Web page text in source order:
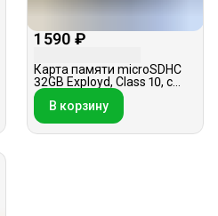
1 590 ₽
Карта памяти microSDHC
32GB Exployd, Class 10, с
адаптером
В корзину